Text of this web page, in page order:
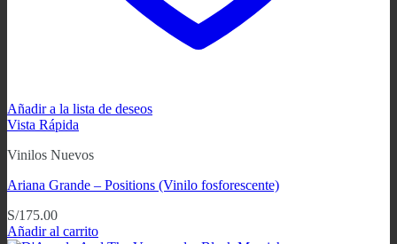
Añadir a la lista de deseos
Vista Rápida
Vinilos Nuevos
Ariana Grande – Positions (Vinilo fosforescente)
S/175.00
Añadir al carrito